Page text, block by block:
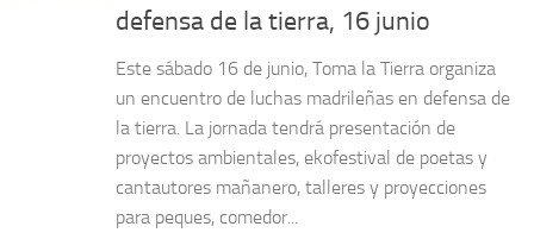
defensa de la tierra, 16 junio
Este sábado 16 de junio, Toma la Tierra organiza
un encuentro de luchas madrileñas en defensa de
la tierra. La jornada tendrá presentación de
proyectos ambientales, ekofestival de poetas y
cantautores mañanero, talleres y proyecciones
para peques, comedor...